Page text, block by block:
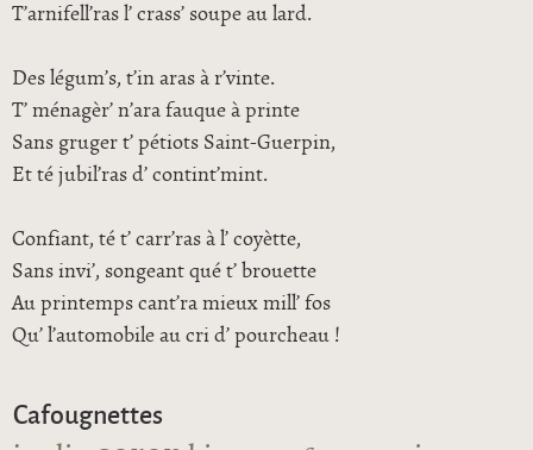
T’arnifell’ras l’ crass’ soupe au lard.
Des légum’s, t’in aras à r’vinte.
T’ ménagèr’ n’ara fauque à printe
Sans gruger t’ pétiots Saint-Guerpin,
Et té jubil’ras d’ contint’mint.
Confiant, té t’ carr’ras à l’ coyètte,
Sans invi’, songeant qué t’ brouette
Au printemps cant’ra mieux mill’ fos
Qu’ l’automobile au cri d’ pourcheau !
Cafougnettes